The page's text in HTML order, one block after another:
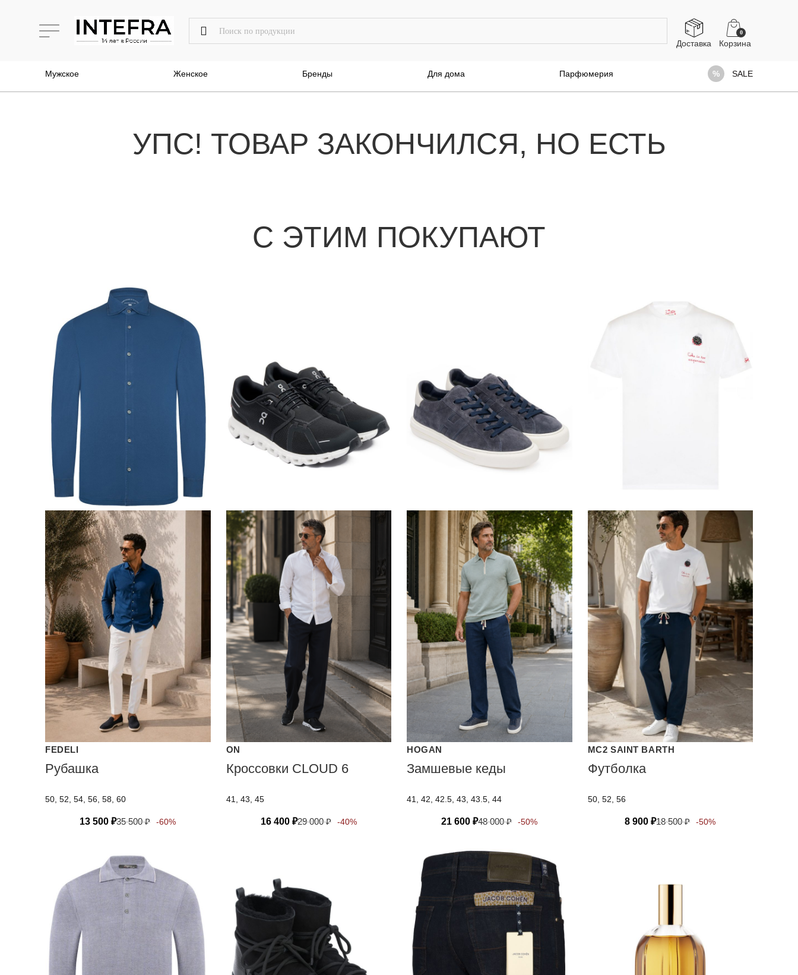
Доставка
0
Мужское Женское Бренды Для дома Парфюмерия SALE
УПС! ТОВАР ЗАКОНЧИЛСЯ, НО ЕСТЬ
С ЭТИМ ПОКУПАЮТ
FEDELI
Рубашка
50, 52, 54, 56, 58, 60
13 500₽35 500₽ -60%
ON
Кроссовки CLOUD 6
41, 43, 45
16 400 ₽29 000₽ -40%
HOGAN
Замшевые кеды
41, 42, 42.5, 43, 43.5, 44
21 600₽48 000₽ -50%
MC2 SAINT BARTH
Футболка
50, 52, 56
8 900₽18 500₽ -50%